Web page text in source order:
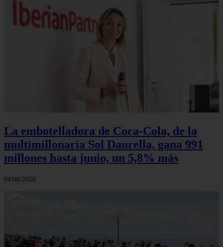
La embotelladora de Coca-Cola, de la
multimillonaria Sol Daurella, gana 991
millones hasta junio, un 5,8% más
04/08/2026